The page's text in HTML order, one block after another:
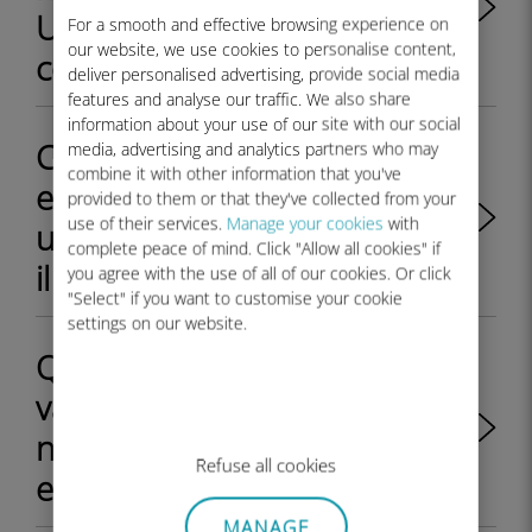
For a smooth and effective browsing experience on
our website, we use cookies to personalise content,
deliver personalised advertising, provide social media
features and analyse our traffic. We also share
information about your use of our site with our social
media, advertising and analytics partners who may
combine it with other information that you've
provided to them or that they've collected from your
use of their services. Manage your cookies with
complete peace of mind. Click "Allow all cookies" if
you agree with the use of all of our cookies. Or click
"Select" if you want to customise your cookie
settings on our website.
Refuse all cookies
Ubigi se non scannerizzo il
codice QR che ho ricevuto?
Come installare il mio profilo
eSIM Ubigi sul mio dispositivo
una volta ricevuta l'e-mail con
il codice QR?
Quando inizia il periodo di
validità del piano dati incluso
nell'ordine del mio profilo
eSIM Ubigi?